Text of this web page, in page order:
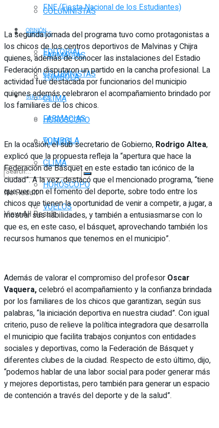
COLUMNISTAS
SERVICIOS
FARMACIAS
TOMBOLA
CLIMA
HORÓSCOPO
VUELOS
No Result
View All Result
FNE (Fiesta Nacional de los Estudiantes)
OPINIÓN
EDITORIAL
COLUMNISTAS
SERVICIOS
FARMACIAS
TOMBOLA
CLIMA
HORÓSCOPO
VUELOS
La segunda jornada del programa tuvo como protagonistas a
los chicos de los centros deportivos de Malvinas y Chijra
quienes, además de conocer las instalaciones del Estadio
Federación disputaron un partido en la cancha profesional. La
actividad fue destacada por funcionarios del municipio
quienes además celebraron el acompañamiento brindado por
los familiares de los chicos.
En la ocasión, el sub secretario de Gobierno, Rodrigo Altea,
explicó que la propuesta refleja la “apertura que hace la
Federación de Básquet en este estadio tan icónico de la
ciudad”. A la vez, destacó que el mencionado programa, “tiene
que ver con el fomento del deporte, sobre todo entre los
chicos que tienen la oportunidad de venir a competir, a jugar, a
mostrar sus habilidades, y también a entusiasmarse con lo
que es, en este caso, el básquet, aprovechando también los
recursos humanos que tenemos en el municipio”.
Además de valorar el compromiso del profesor Oscar
Vaquera,celebró el acompañamiento y la confianza brindada
por los familiares de los chicos que garantizan, según sus
palabras, “la iniciación deportiva en nuestra ciudad”. Con igual
criterio, puso de relieve la política integradora que desarrolla
el municipio que facilita trabajos conjuntos con entidades
sociales y deportivas, como la Federación de Básquet y
diferentes clubes de la ciudad. Respecto de esto último, dijo,
“podemos hablar de una labor social para poder generar más
y mejores deportistas, pero también para generar un espacio
de contención a través del deporte y de la salud”.